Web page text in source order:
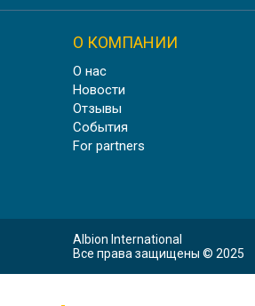
О КОМПАНИИ
О нас
Новости
Отзывы
События
For partners
Albion International
Все права защищены © 2025